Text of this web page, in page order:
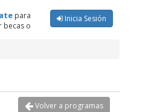
para
becas o
Inicia Sesión
Volver a programas